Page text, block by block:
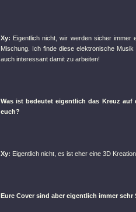
Xy: Eigentlich nicht, wir werden sicher
Mischung. Ich finde diese elektronische
auch interessant damit zu arbeiten!
Was ist bedeutet eigentlich das Kreuz
euch?
Xy: Eigentlich nicht, es ist eher eine 3D
Eure Cover sind aber eigentlich immer sehr